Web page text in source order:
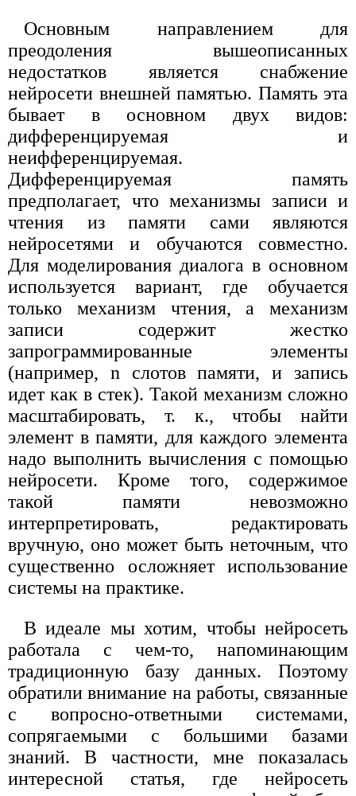
Основным направлением для
преодоления вышеописанных
недостатков является снабжение
нейросети внешней памятью. Память эта
бывает в основном двух видов:
дифференцируемая и
неифференцируемая.
Дифференцируемая память
предполагает, что механизмы записи и
чтения из памяти сами являются
нейросетями и обучаются совместно.
Для моделирования диалога в основном
используется вариант, где обучается
только механизм чтения, а механизм
записи содержит жестко
запрограммированные элементы
(например, n слотов памяти, и запись
идет как в стек). Такой механизм сложно
масштабировать, т. к., чтобы найти
элемент в памяти, для каждого элемента
надо выполнить вычисления с помощью
нейросети. Кроме того, содержимое
такой памяти невозможно
интерпретировать, редактировать
вручную, оно может быть неточным, что
существенно осложняет использование
системы на практике.
В идеале мы хотим, чтобы нейросеть
работала с чем-то, напоминающим
традиционную базу данных. Поэтому
обратили внимание на работы, связанные
с вопросно-ответными системами,
сопрягаемыми с большими базами
знаний. В частности, мне показалась
интересной статья, где нейросеть